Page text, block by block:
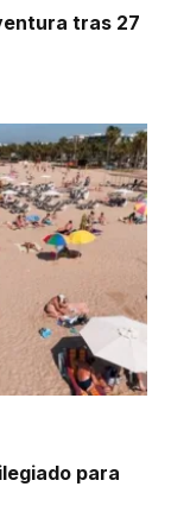
tras 27
para